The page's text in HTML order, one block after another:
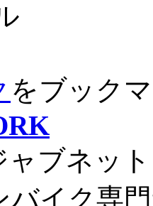
をブック
ャブネッ
バイク専